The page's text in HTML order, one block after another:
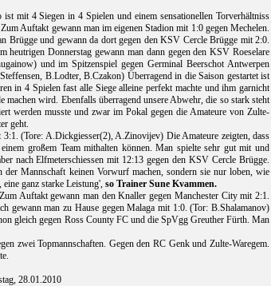
mit 4 Siegen in 4 Spielen und einem sensationellen Torverhältniss
Auftakt gewann man im eigenen Stadion mit 1:0 gegen Mechelen.
Brügge und gewann da dort gegen den KSV Cercle Brügge mit 2:0.
heutrigen Donnerstag gewann man dann gegen den KSV Roeselare
und im Spitzenspiel gegen Germinal Beerschot Antwerpen
B.Lodter, B.Czakon) Überragend in die Saison gestartet ist
in 4 Spielen fast alle Siege alleine perfekt machte und ihm garnicht
machen wird. Ebenfalls überragend unsere Abwehr, die so stark steht
werden musste und zwar im Pokal gegen die Amateure von Zulte-
geht.
(Tore: A.Dickgiesser(2), A.Zinovijev) Die Amateure zeigten, dass
großem Team mithalten können. Man spielte sehr gut mit und
nach Elfmeterschiessen mit 12:13 gegen den KSV Cercle Brügge.
der Mannschaft keinen Vorwurf machen, sondern sie nur loben, wie
ganz starke Leistung', so Trainer Sune Kvammen.
Auftakt gewann man den Knaller gegen Manchester City mit 2:1.
gewann man zu Hause gegen Malaga mit 1:0. (Tor: B.Shalamanov)
gleich gegen Ross County FC und die SpVgg Greuther Fürth. Man
zwei Topmannschaften. Gegen den RC Genk und Zulte-Waregem.
28.01.2010